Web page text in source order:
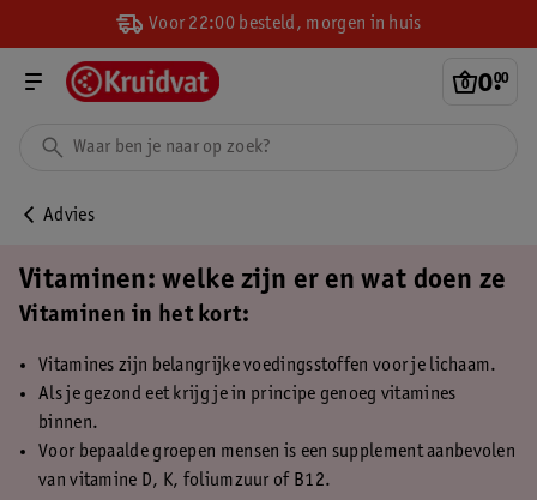
Voor 22:00 besteld, morgen in huis
0.
00
Advies
Vitaminen: welke zijn er en wat doen ze
Vitaminen in het kort:
Vitamines zijn belangrijke voedingsstoffen voor je lichaam.
Als je gezond eet krijg je in principe genoeg vitamines
binnen.
Voor bepaalde groepen mensen is een supplement aanbevolen
van vitamine D, K, foliumzuur of B12.